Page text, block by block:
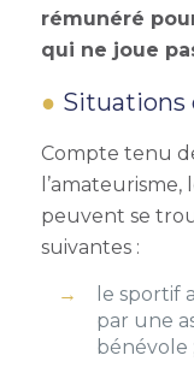
rémunéré
qui ne joue
Situations
Compte tenu
peuvent se
suivantes :
le sportif
par une
bénévole ;